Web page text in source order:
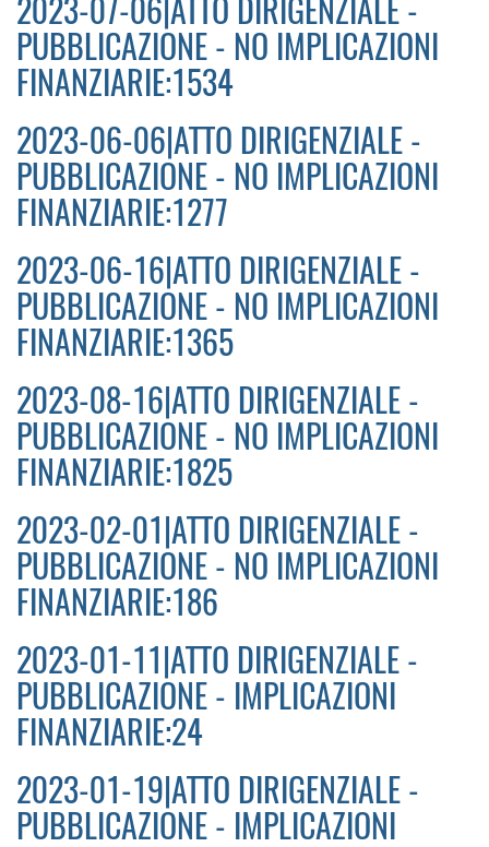
2023-07-06|ATTO DIRIGENZIALE -
PUBBLICAZIONE - NO IMPLICAZIONI
FINANZIARIE:1534
2023-06-06|ATTO DIRIGENZIALE -
PUBBLICAZIONE - NO IMPLICAZIONI
FINANZIARIE:1277
2023-06-16|ATTO DIRIGENZIALE -
PUBBLICAZIONE - NO IMPLICAZIONI
FINANZIARIE:1365
2023-08-16|ATTO DIRIGENZIALE -
PUBBLICAZIONE - NO IMPLICAZIONI
FINANZIARIE:1825
2023-02-01|ATTO DIRIGENZIALE -
PUBBLICAZIONE - NO IMPLICAZIONI
FINANZIARIE:186
2023-01-11|ATTO DIRIGENZIALE -
PUBBLICAZIONE - IMPLICAZIONI
FINANZIARIE:24
2023-01-19|ATTO DIRIGENZIALE -
PUBBLICAZIONE - IMPLICAZIONI